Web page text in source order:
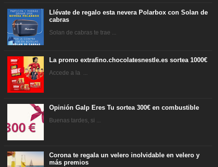
Llévate de regalo esta nevera Polarbox con Solan de
cabras
Solan de cabras te trae ...
La promo extrafino.chocolatesnestle.es sortea 1000€
Accede a la ...
Opinión Galp Eres Tu sortea 300€ en combustible
Buenas tardes, si ...
Corona te regala un velero inolvidable en velero y
más premios